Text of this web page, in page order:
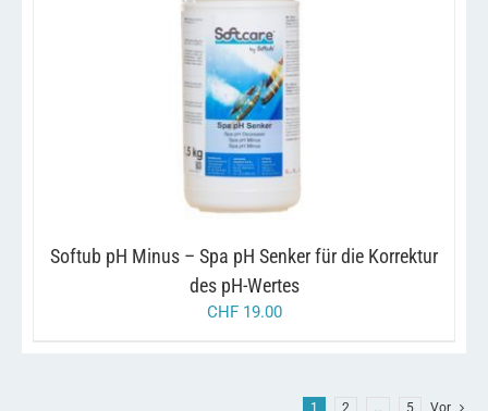
IN DEN WARENKORB /
Softub pH Minus – Spa pH Senker für die Korrektur
des pH-Wertes
CHF19.00
1 2 … 5 Vor